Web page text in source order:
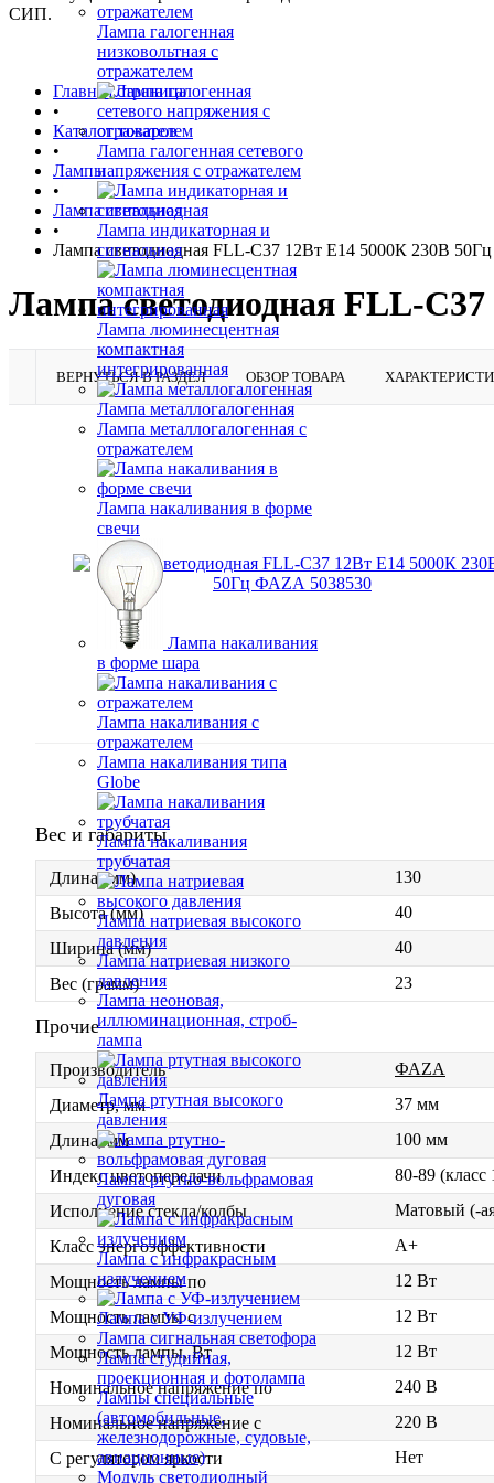
Лампа галогенная
низковольтная с
отражателем
Лампа галогенная сетевого
напряжения с отражателем
Лампа индикаторная и
сигнальная
Лампа люминесцентная
компактная
интегрированная
Лампа металлогалогенная
Лампа металлогалогенная с
отражателем
Лампа накаливания в форме
свечи
Лампа накаливания
в форме шара
Лампа накаливания с
отражателем
Лампа накаливания типа
Globe
Лампа накаливания
трубчатая
Лампа натриевая высокого
давления
Лампа натриевая низкого
давления
Лампа неоновая,
иллюминационная, строб-
лампа
Лампа ртутная высокого
давления
Лампа ртутно-вольфрамовая
дуговая
Лампа с инфракрасным
излучением
Лампа с УФ-излучением
Лампа сигнальная светофора
Лампа студийная,
проекционная и фотолампа
Лампы специальные
(автомобильные,
железнодорожные, судовые,
авиационные)
Модуль светодиодный
СИП.
Главная страница
•
Каталог товаров
•
Лампы
•
Лампа светодиодная
•
Лампа светодиодная FLL-C37 12Вт E14 5000К 230В
Лампа светодиодная FLL-
ВЕРНУТЬСЯ В РАЗДЕЛ ОБЗОР ТОВАРА
Вес и габариты
Длина (мм)
130
Высота (мм)
40
Ширина (мм)
40
Вес (грамм)
23
Прочие
Производитель
ФАZА
Диаметр, мм
37 мм
Длина, мм
100 мм
Индекс цветопередачи
80-89 (класс
Исполнение стекла/колбы
Матовый (-
Класс энергоэффективности
A+
Мощность лампы по
12 Вт
Мощность лампы с
12 Вт
Мощность лампы, Вт
12 Вт
Номинальное напряжение по
240 В
Номинальное напряжение с
220 В
С регулятором яркости
Нет